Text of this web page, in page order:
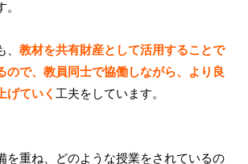
、教材を共有財産として活用することで
ので、教員同士で協働しながら、より良
げていく 工夫をしています。
を重ね、どのような授業をされているの